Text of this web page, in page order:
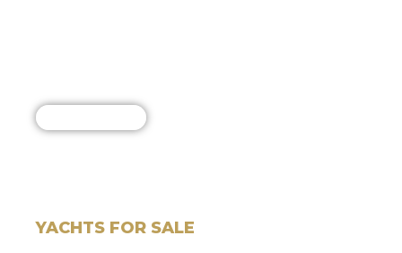
YACHTS FOR SALE​